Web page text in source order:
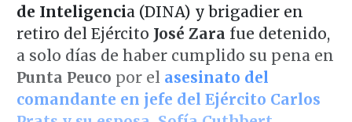
de Inteligencia (DINA) y brigadier en
retiro del Ejército José Zara fue detenido,
a solo días de haber cumplido su pena en
Punta Peuco por el asesinato del
comandante en jefe del Ejército Carlos